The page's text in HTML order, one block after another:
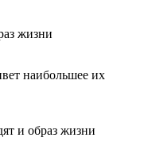
жизни
наибольшее их
и образ жизни